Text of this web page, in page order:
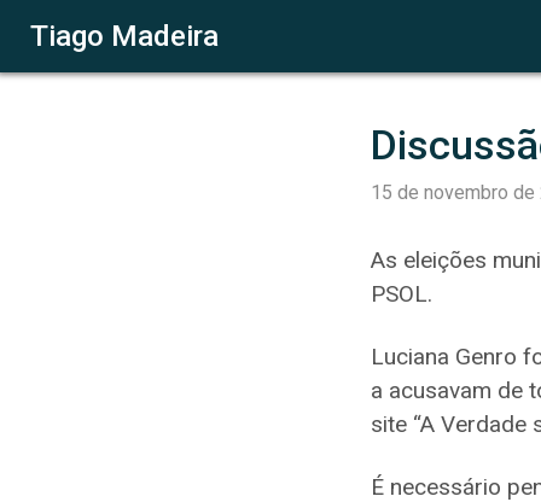
Tiago Madeira
15 de novembro de
As eleições
PSOL.
Luciana Genro
a acusavam de
site “A Verdade
É necessário